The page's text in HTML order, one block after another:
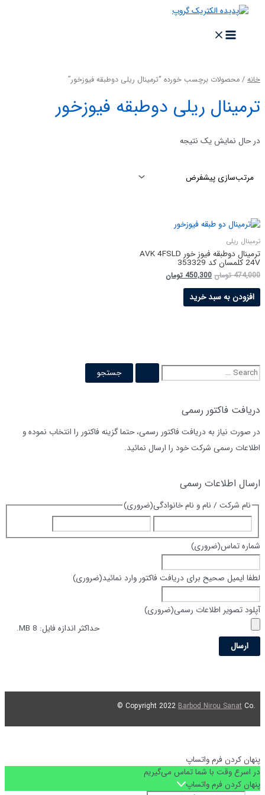
دریافت فاکتور رسمی
در صورت نیاز به دریافت فاکتور رسمی، حتما گزینه فاکتور را انتخاب نموده و
اطلاعات رسمی شرکت خود را ارسال نمائید.
ارسال اطلاعات رسمی
نام شرکت / نام و نام خانوادگی(ضروری)
شماره تماس(ضروری)
لطفا ایمیل صحیح برای دریافت فاکتور وارد نمائید(ضروری)
آپلود تصویر اطلاعات رسمی(ضروری)
حداکثر اندازه فایل: 8 MB.
خانه / محصولات برچسب خورده “ترمینال ریلی دوطبقه فیوزخور”
ترمینال ریلی دوطبقه فیوزخور
در حال نمایش یک نتیجه
ترمینال ریلی
ترمینال دوطبقه فیوز خور AVK 4FSLD
24V کلمسان کد 353329
474,000 تومان 450,300 تومان
افزودن به سبد خرید
.Copyright 2022
Barbod Nirou Sanat Co ©
پنهان کردن فرم واتساپ
در اسرع وقت با شما تماس می‌گیریم
پنهان کردن فرم واتساپ